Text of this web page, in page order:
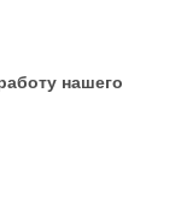
нашего